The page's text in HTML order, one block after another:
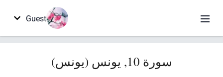
Guest
سورة 10, يونس (يونس)